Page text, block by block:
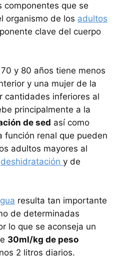
que se
organismo de los adultos
clave del cuerpo
y 80 años tiene menos
y una mujer de la
cantidades inferiores al
principalmente a la
de sed así como
función renal que pueden
adultos mayores al
deshidratación y de
resulta tan importante
de determinadas
lo que se aconseja un
30ml/kg de peso
2 litros diarios.